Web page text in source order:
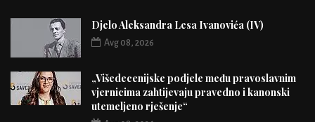
Djelo Aleksandra Lesa Ivanovića (IV)
Avg 08, 2026
„Višedecenijske podjele među pravoslavnim
vjernicima zahtijevaju pravedno i kanonski
utemeljeno rješenje“